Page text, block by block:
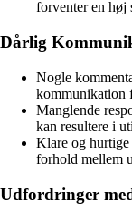
forventer en høj
Dårlig
Nogle
kommunikation
Manglende
kan resultere i
Klare og
forhold mellem
Udfordringer